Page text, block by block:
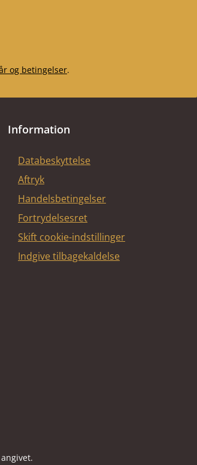
og betingelser.
Information
Databeskyttelse
Aftryk
Handelsbetingelser
Fortrydelsesret
Skift cookie-indstillinger
Indgive tilbagekaldelse